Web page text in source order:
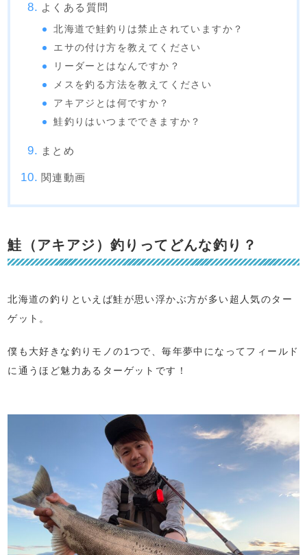
よくある質問
北海道で鮭釣りは禁止されていますか？
エサの付け方を教えてください
リーダーとはなんですか？
メスを釣る方法を教えてください
アキアジとは何ですか？
鮭釣りはいつまでできますか？
まとめ
関連動画
鮭（アキアジ）釣りってどんな釣り？
北海道の釣りといえば鮭が思い浮かぶ方が多い超人気のター
ゲット。
僕も大好きな釣りモノの1つで、毎年夢中になってフィールド
に通うほど魅力あるターゲットです！